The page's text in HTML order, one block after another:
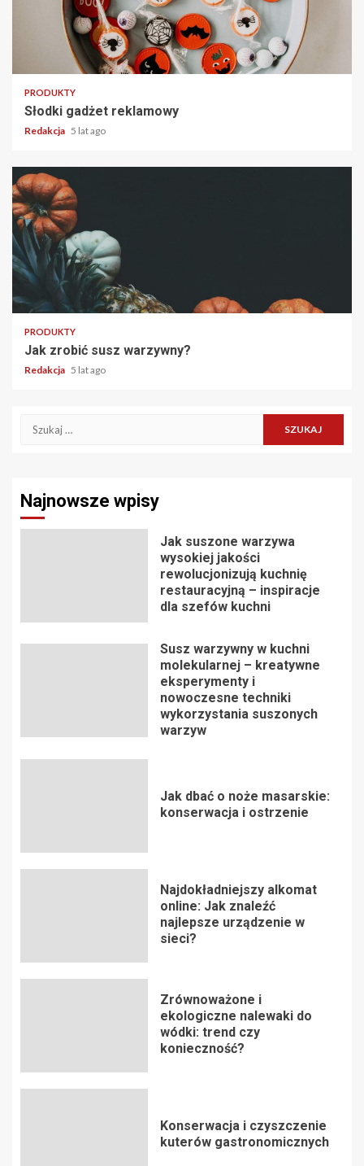
4 min read
PRODUKTY
Słodki gadżet reklamowy
Redakcja 5 lat ago
2 min read
PRODUKTY
Jak zrobić susz warzywny?
Redakcja 5 lat ago
Szukaj:
Najnowsze wpisy
Jak suszone warzywa
wysokiej jakości
rewolucjonizują kuchnię
restauracyjną – inspiracje
dla szefów kuchni
Susz warzywny w kuchni
molekularnej – kreatywne
eksperymenty i
nowoczesne techniki
wykorzystania suszonych
warzyw
Jak dbać o noże masarskie:
konserwacja i ostrzenie
Najdokładniejszy alkomat
online: Jak znaleźć
najlepsze urządzenie w
sieci?
Zrównoważone i
ekologiczne nalewaki do
wódki: trend czy
konieczność?
Konserwacja i czyszczenie
kuterów gastronomicznych